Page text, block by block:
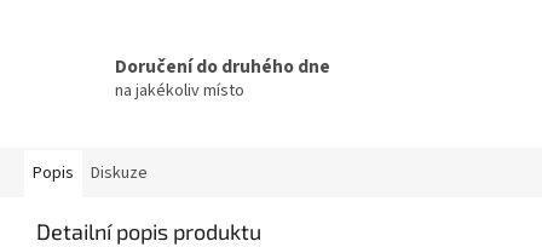
Doručení do druhého dne
na jakékoliv místo
Popis Diskuze
Detailní popis produktu